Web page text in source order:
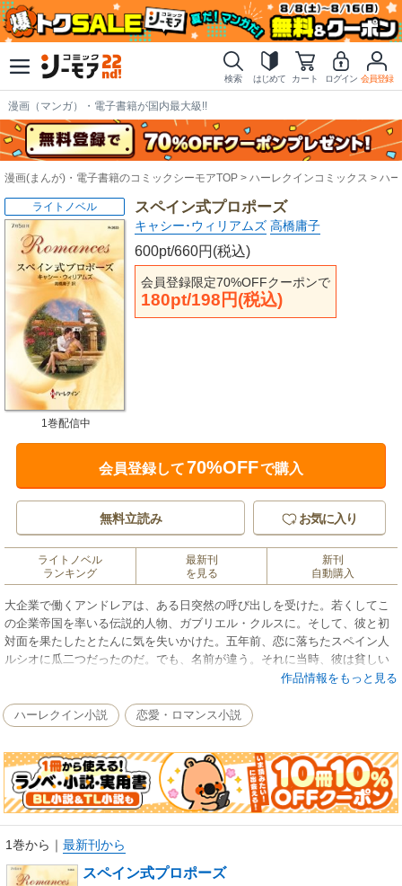
検索 はじめて カート ログイン 会員登録
漫画（マンガ）・電子書籍が国内最大級!!
漫画(まんが)・電子書籍のコミックシーモアTOP ハーレクインコミックス ハ
スペイン式プロポーズ
キャシー･ウィリアムズ 高橋庸子
600pt/660円(税込)
会員登録限定70%OFFクーポンで
180pt/198円(税込)
ライトノベル
1巻配信中
会員登録して70%OFFで購入
無料立読み お気に入り
ライトノベル
ランキング
最新刊
を見る
新刊
自動購入
大企業で働くアンドレアは、ある日突然の呼び出しを受けた。若くしてこ
の企業帝国を率いる伝説的人物、ガブリエル・クルスに。そして、彼と初
対面を果たしたとたんに気を失いかけた。五年前、恋に落ちたスペイン人
ルシオに瓜二つだったのだ。でも、名前が違う。それに当時、彼は貧しい
放浪生活を送っていた。ただ、もしも彼がルシオ本人なら、こうしてはい
ころが、そんなアンドレアの混乱と不安をよそに、ガブリエルは不敵な笑
みを浮かべて言った。「驚いたな、僕を見てだれだかわからないとは」
アムズのラテンヒーローがお好きなら、『イタリア式縁結び』もお楽しみ
に。
作品情報をもっと見る
ハーレクイン小説 恋愛・ロマンス小説
1巻から ｜ 最新刊から
スペイン式プロポーズ